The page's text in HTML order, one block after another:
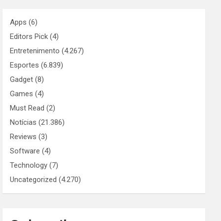
Apps (6)
Editors Pick (4)
Entretenimento (4.267)
Esportes (6.839)
Gadget (8)
Games (4)
Must Read (2)
Notícias (21.386)
Reviews (3)
Software (4)
Technology (7)
Uncategorized (4.270)